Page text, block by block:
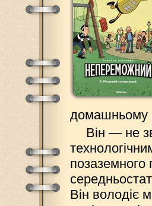
домашньому
Він — не
позаземного
Він володіє